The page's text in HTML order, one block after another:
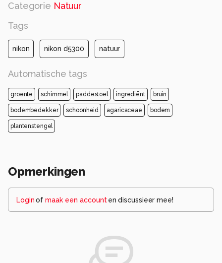
Categorie Natuur
Tags
nikon nikon d5300 natuur
Automatische tags
groente schimmel paddestoel ingrediënt bruin
bodembedekker schoonheid agaricaceae bodem
plantenstengel
Opmerkingen
Loginof maak een account en discussieer mee!